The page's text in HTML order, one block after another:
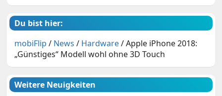
Du bist hier:
mobiFlip / News / Hardware/Apple iPhone 2018:
„Günstiges“ Modell wohl ohne 3D Touch
Weitere Neuigkeiten